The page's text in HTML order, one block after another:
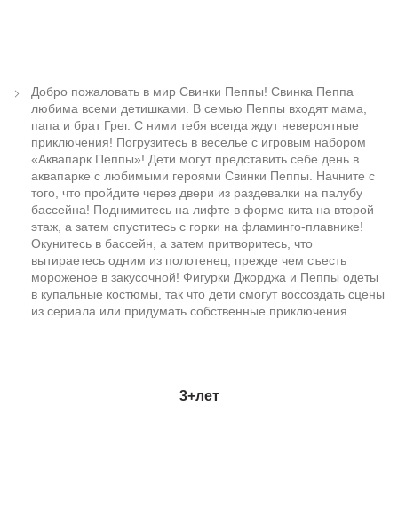
Добро пожаловать в мир Свинки Пеппы! Свинка Пеппа
любима всеми детишками. В семью Пеппы входят мама,
папа и брат Грег. С ними тебя всегда ждут невероятные
приключения! Погрузитесь в веселье с игровым набором
«Аквапарк Пеппы»! Дети могут представить себе день в
аквапарке с любимыми героями Свинки Пеппы. Начните с
того, что пройдите через двери из раздевалки на палубу
бассейна! Поднимитесь на лифте в форме кита на второй
этаж, а затем спуститесь с горки на фламинго-плавнике!
Окунитесь в бассейн, а затем притворитесь, что
вытираетесь одним из полотенец, прежде чем съесть
мороженое в закусочной! Фигурки Джорджа и Пеппы одеты
в купальные костюмы, так что дети смогут воссоздать сцены
из сериала или придумать собственные приключения.
3+лет